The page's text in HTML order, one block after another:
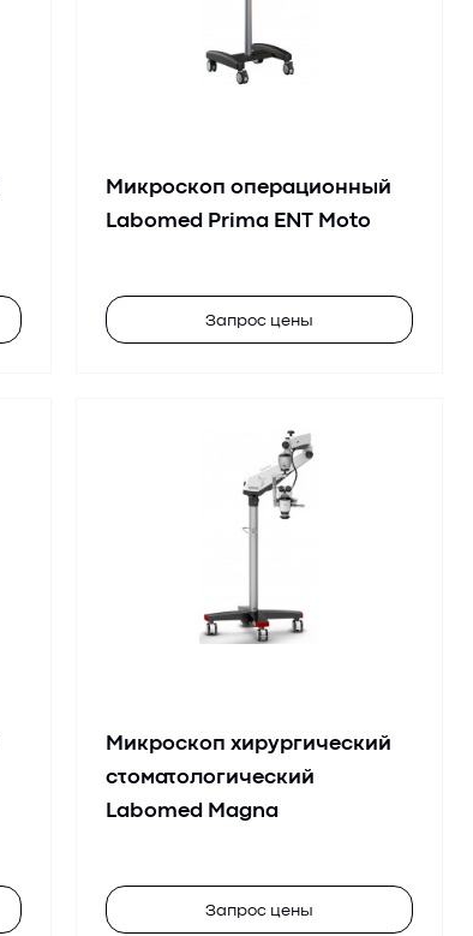
Микроскоп операционный
Labomed Prima ENT Moto
Запрос цены
Микроскоп хирургический
стоматологический
Labomed Magna
Запрос цены